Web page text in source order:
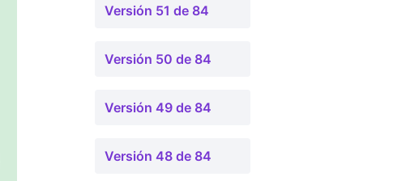
Versión 51 de 84
Versión 50 de 84
Versión 49 de 84
Versión 48 de 84